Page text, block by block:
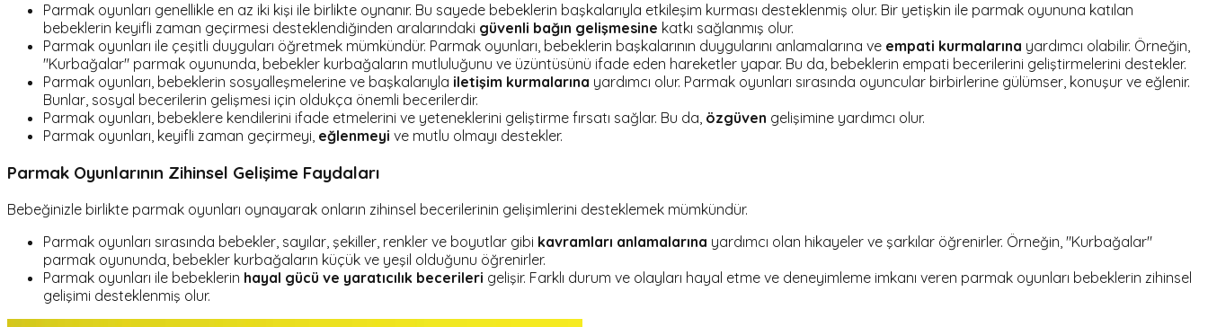
Parmak oyunları genellikle en az iki kişi ile birlikte oynanır. Bu sayede bebeklerin başkalarıyla etkileşim kurması desteklenmiş olur. Bir yetişkin ile parmak oyununa katılan
bebeklerin keyifli zaman geçirmesi desteklendiğinden aralarındaki güvenli bağın gelişmesine katkı sağlanmış olur.
Parmak oyunları ile çeşitli duyguları öğretmek mümkündür. Parmak oyunları, bebeklerin başkalarının duygularını anlamalarına ve empati kurmalarına yardımcı olabilir. Örneğin,
"Kurbağalar" parmak oyununda, bebekler kurbağaların mutluluğunu ve üzüntüsünü ifade eden hareketler yapar. Bu da, bebeklerin empati becerilerini geliştirmelerini destekler.
Parmak oyunları, bebeklerin sosyalleşmelerine ve başkalarıyla iletişim kurmalarına yardımcı olur. Parmak oyunları sırasında oyuncular birbirlerine gülümser, konuşur ve eğlenir.
Bunlar, sosyal becerilerin gelişmesi için oldukça önemli becerilerdir.
Parmak oyunları, bebeklere kendilerini ifade etmelerini ve yeteneklerini geliştirme fırsatı sağlar. Bu da, özgüven gelişimine yardımcı olur.
Parmak oyunları, keyifli zaman geçirmeyi, eğlenmeyi ve mutlu olmayı destekler.
Parmak Oyunlarının Zihinsel Gelişime Faydaları
Bebeğinizle birlikte parmak oyunları oynayarak onların zihinsel becerilerinin gelişimlerini desteklemek mümkündür.
Parmak oyunları sırasında bebekler, sayılar, şekiller, renkler ve boyutlar gibi kavramları anlamalarına yardımcı olan hikayeler ve şarkılar öğrenirler. Örneğin, "Kurbağalar"
parmak oyununda, bebekler kurbağaların küçük ve yeşil olduğunu öğrenirler.
Parmak oyunları ile bebeklerin hayal gücü ve yaratıcılık becerileri gelişir. Farklı durum ve olayları hayal etme ve deneyimleme imkanı veren parmak oyunları bebeklerin zihinsel
gelişimi desteklenmiş olur.